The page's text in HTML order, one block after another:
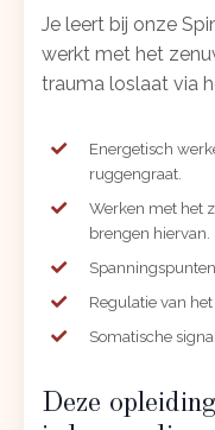
Je leert bij onze
werkt met het
trauma loslaat via
Energetisch
ruggengraat.
Werken met het
brengen hiervan.
Regulatie van
Somatische
Deze